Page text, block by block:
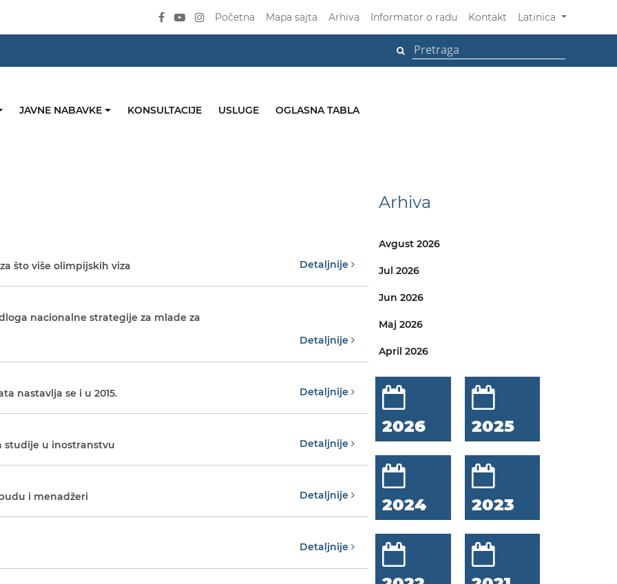
Početna Mapa sajta Arhiva Informator o radu Kontakt Latinica
JAVNE NABAVKE KONSULTACIJE USLUGE OGLASNA TABLA
što više olimpijskih viza Detaljnije
nacionalne strategije za mlade za
Detaljnije
nastavlja se i u 2015. Detaljnije
studije u inostranstvu Detaljnije
i menadžeri Detaljnije
Detaljnije
Arhiva
Avgust 2026
Jul 2026
Jun 2026
Maj 2026
April 2026
2026 2025
2024 2023